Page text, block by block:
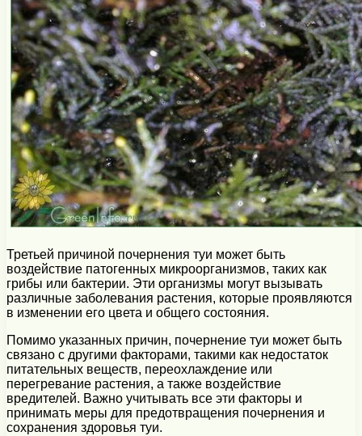
Третьей причиной почернения туи может быть
воздействие патогенных микроорганизмов, таких как
грибы или бактерии. Эти организмы могут вызывать
различные заболевания растения, которые проявляются
в изменении его цвета и общего состояния.
Помимо указанных причин, почернение туи может быть
связано с другими факторами, такими как недостаток
питательных веществ, переохлаждение или
перегревание растения, а также воздействие
вредителей. Важно учитывать все эти факторы и
принимать меры для предотвращения почернения и
сохранения здоровья туи.